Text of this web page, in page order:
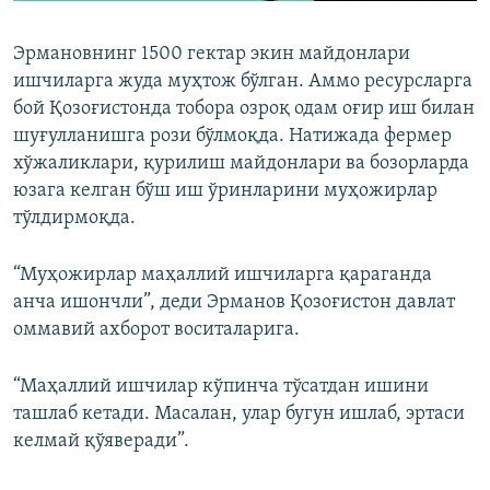
Эрмановнинг 1500 гектар экин майдонлари
ишчиларга жуда муҳтож бўлган. Аммо ресурсларга
бой Қозоғистонда тобора озроқ одам оғир иш билан
шуғулланишга рози бўлмоқда. Натижада фермер
хўжаликлари, қурилиш майдонлари ва бозорларда
юзага келган бўш иш ўринларини муҳожирлар
тўлдирмоқда.
“Муҳожирлар маҳаллий ишчиларга қараганда
анча ишончли”, деди Эрманов Қозоғистон давлат
оммавий ахборот воситаларига.
“Маҳаллий ишчилар кўпинча тўсатдан ишини
ташлаб кетади. Масалан, улар бугун ишлаб, эртаси
келмай қўяверади”.